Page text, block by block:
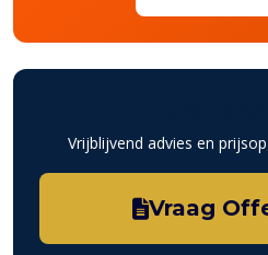
Vrijblijvend advies en
Vraag